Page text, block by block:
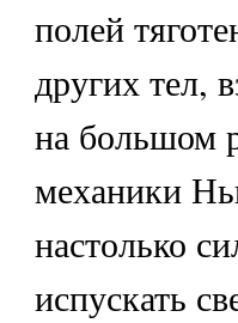
полей
других тел,
на большом
механики
настолько
испускать